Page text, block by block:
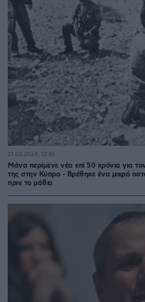
Μάνα περίμενε νέα επί 50 χρόνια για
της στην Κύπρο - Βρέθηκε ένα μικρό
πριν το μάθει
21.03.2024, 12:46